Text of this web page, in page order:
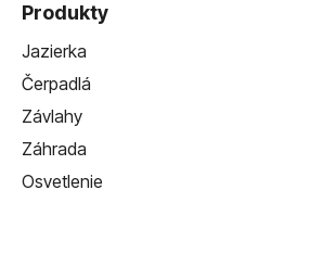
Produkty
Jazierka
Čerpadlá
Závlahy
Záhrada
Osvetlenie